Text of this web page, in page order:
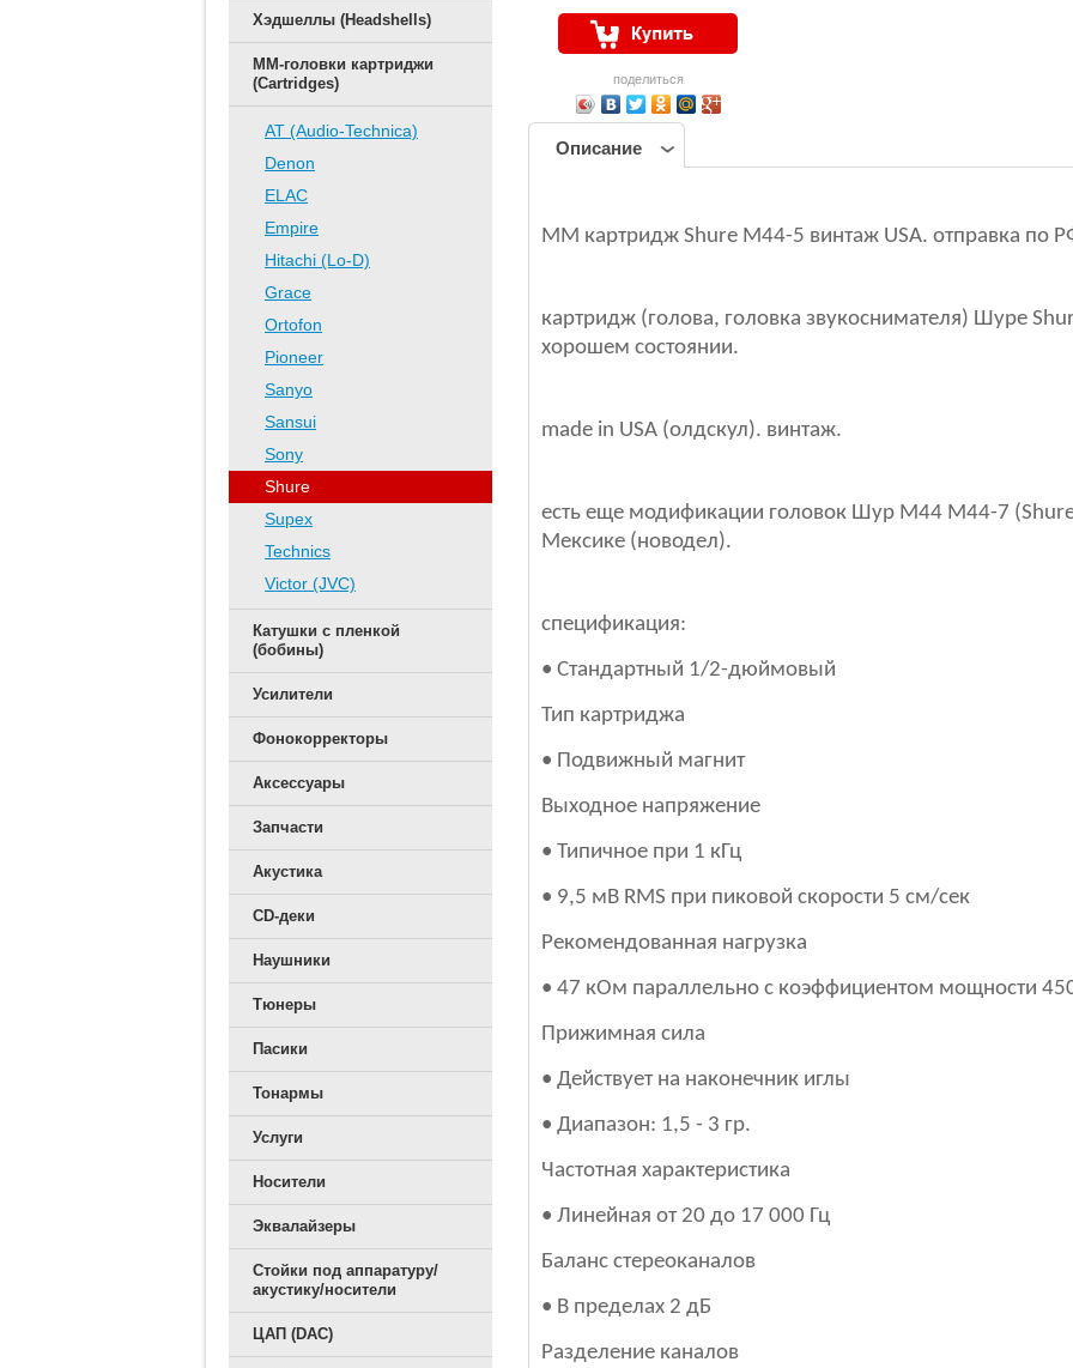
Хэдшеллы (Headshells)
ММ-головки картриджи
(Cartridges)
AT (Audio-Technica)
Denon
ELAC
Empire
Hitachi (Lo-D)
Grace
Ortofon
Pioneer
Sanyo
Sansui
Sony
Shure
Supex
Technics
Victor (JVC)
Катушки с пленкой
(бобины)
Усилители
Фонокорректоры
Аксессуары
Запчасти
Акустика
CD-деки
Наушники
Тюнеры
Пасики
Тонармы
Услуги
Носители
Эквалайзеры
Стойки под аппаратуру/
акустику/носители
ЦАП (DAC)
поделиться
Описание
ММ картридж Shure M44-5 винтаж USA. отправка по
картридж (голова, головка звукоснимателя) Шуре
хорошем состоянии.
made in USA (олдскул). винтаж.
есть еще модификации головок Шур M44 М44-7
Мексике (новодел).
спецификация:
• Стандартный 1/2-дюймовый
Тип картриджа
• Подвижный магнит
Выходное напряжение
• Типичное при 1 кГц
• 9,5 мВ RMS при пиковой скорости 5 см/сек
Рекомендованная нагрузка
• 47 кОм параллельно с коэффициентом мощности
Прижимная сила
• Действует на наконечник иглы
• Диапазон: 1,5 - 3 гр.
Частотная характеристика
• Линейная от 20 до 17 000 Гц
Баланс стереоканалов
• В пределах 2 дБ
Разделение каналов